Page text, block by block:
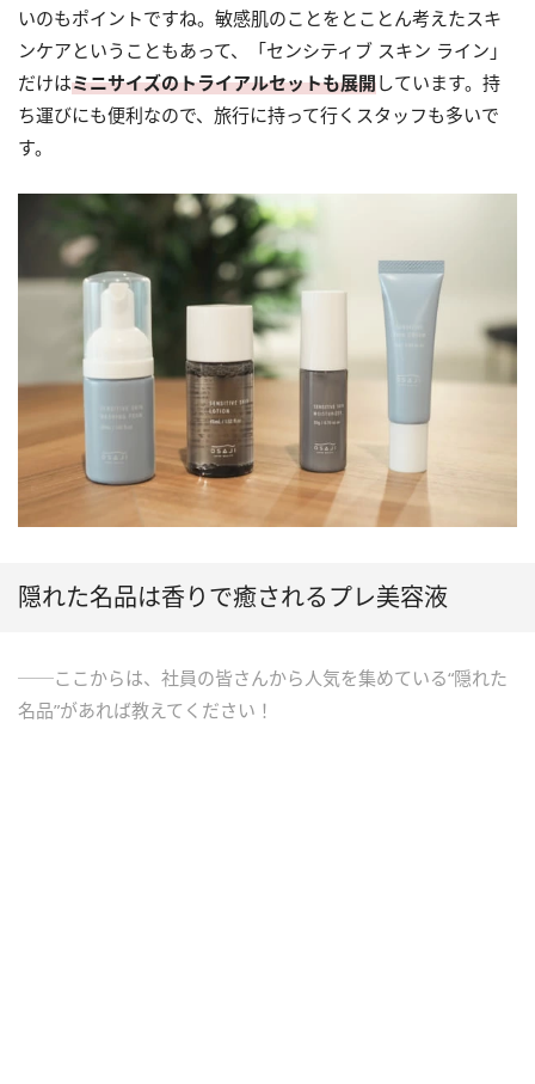
いのもポイントですね。敏感肌のことをとことん考えたスキ
ンケアということもあって、「センシティブ スキン ライン」
だけはミニサイズのトライアルセットも展開しています。持
ち運びにも便利なので、旅行に持って行くスタッフも多いで
す。
隠れた名品は香りで癒されるプレ美容液
──ここからは、社員の皆さんから人気を集めている“隠れた
名品”があれば教えてください！